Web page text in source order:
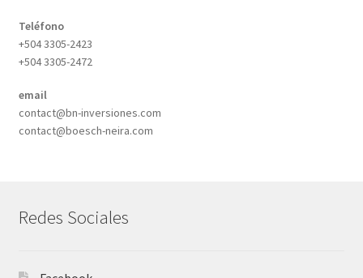
Teléfono
+504 3305-2423
+504 3305-2472
email
contact@bn-inversiones.com
contact@boesch-neira.com
Redes Sociales